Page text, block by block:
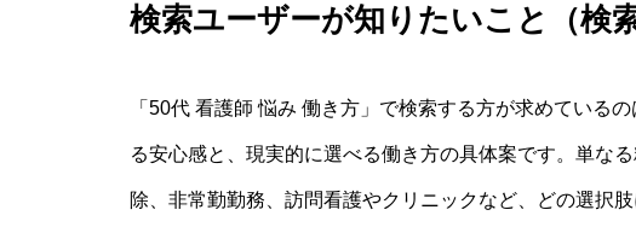
検索ユーザーが知りたいこと（検
「50代 看護師 悩み 働き方」で検索する方が求めている
る安心感と、現実的に選べる働き方の具体案です。単な
除、非常勤勤務、訪問看護やクリニックなど、どの選択